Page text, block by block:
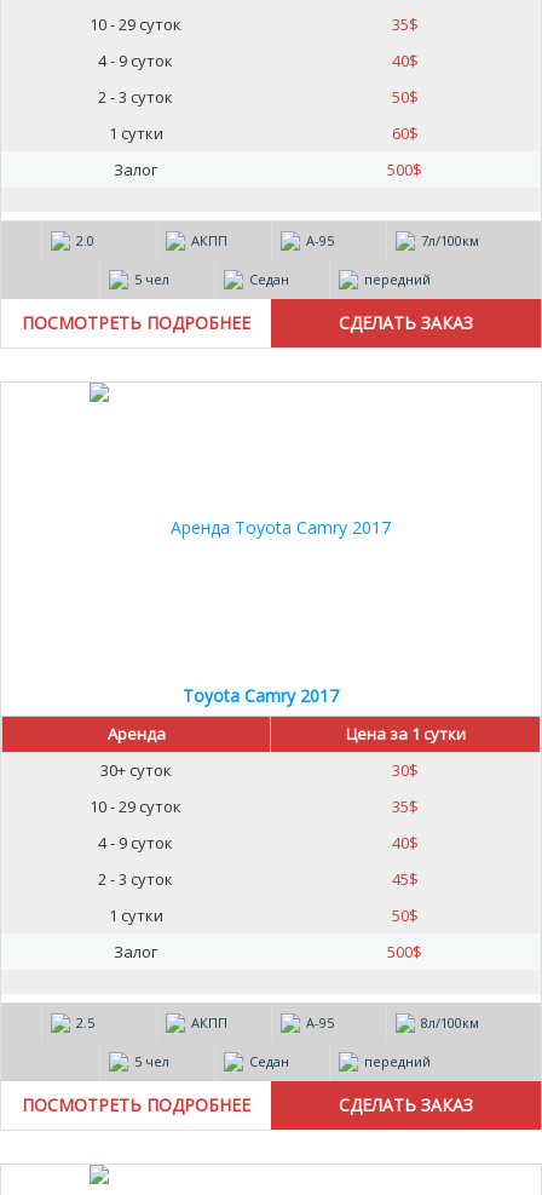
10 - 29 суток
35$
4 - 9 суток
40$
2 - 3 суток
50$
1 сутки
60$
Залог
500$
2.0 АКПП А-95 7л/100км
5 чел Седан передний
ПОСМОТРЕТЬ ПОДРОБНЕЕ
Toyota Camry 2017
Аренда
Цена за 1 сутки
30+ суток
30$
10 - 29 суток
35$
4 - 9 суток
40$
2 - 3 суток
45$
1 сутки
50$
Залог
500$
2.5 АКПП А-95 8л/100км
5 чел Седан передний
ПОСМОТРЕТЬ ПОДРОБНЕЕ